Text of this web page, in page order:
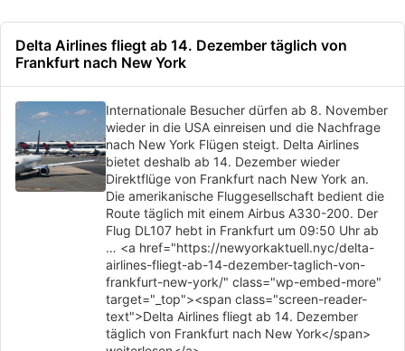
Delta Airlines fliegt ab 14. Dezember täglich von
Frankfurt nach New York
Internationale Besucher dürfen ab 8. November
wieder in die USA einreisen und die Nachfrage
nach New York Flügen steigt. Delta Airlines
bietet deshalb ab 14. Dezember wieder
Direktflüge von Frankfurt nach New York an.
Die amerikanische Fluggesellschaft bedient die
Route täglich mit einem Airbus A330-200. Der
Flug DL107 hebt in Frankfurt um 09:50 Uhr ab
… <a href="https://newyorkaktuell.nyc/delta-
airlines-fliegt-ab-14-dezember-taglich-von-
frankfurt-new-york/" class="wp-embed-more"
target="_top"><span class="screen-reader-
text">Delta Airlines fliegt ab 14. Dezember
täglich von Frankfurt nach New York</span>